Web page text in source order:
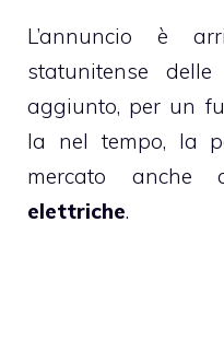
L’annuncio è
statunitense
aggiunto, per un
la nel tempo, la
mercato
elettriche.